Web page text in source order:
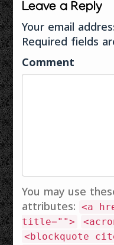
Leave a Reply
Your email
Required fields
Comment
You may use
attributes:
<a
title="">
<blockquote